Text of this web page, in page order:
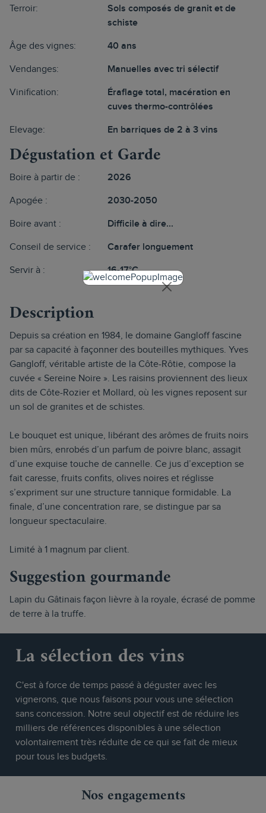
Terroir:
Sols composés de granit et de
schiste
Âge des vignes: 40 ans
Vendanges: Manuelles avec tri sélectif
Vinification:
Éraflage total, macération en
cuves thermo-contrôlées
Elevage: En barriques de 2 à 3 vins
Dégustation et Garde
Boire à partir de : 2026
Apogée : 2030-2050
Boire avant : Difficile à dire...
Conseil de service : Carafer longuement
Servir à : 16-17°C
Description
Depuis sa création en 1984, le domaine Gangloff fascine
par sa capacité à façonner des bouteilles mythiques. Yves
Gangloff, véritable artiste de la Côte-Rôtie, compose la
cuvée « Sereine Noire ». Les raisins proviennent des lieux
dits de Côte-Rozier et Mollard, où les vignes reposent sur
un sol de granites et de schistes.
Le bouquet est unique, libérant des arômes de fruits noirs
bien mûrs, enrobés d’un parfum de poivre blanc, assagit
d’une exquise touche de cannelle. Ce jus d’exception se
fait caresse, fruits confits, olives noires et réglisse
s’expriment sur une structure tannique formidable. La
finale, d’une concentration rare, se distingue par sa
longueur spectaculaire.
Limité à 1 magnum par client.
Suggestion gourmande
Lapin du Gâtinais façon lièvre à la royale, écrasé de pomme
de terre à la truffe.
La sélection des vins
C'est à force de temps passé à déguster avec les
vignerons, que nous faisons pour vous une sélection
sans concession. Notre seul objectif est de réduire les
milliers de références disponibles à une sélection
volontairement très réduite de ce qui se fait de mieux
pour tous les budgets.
Nos engagements